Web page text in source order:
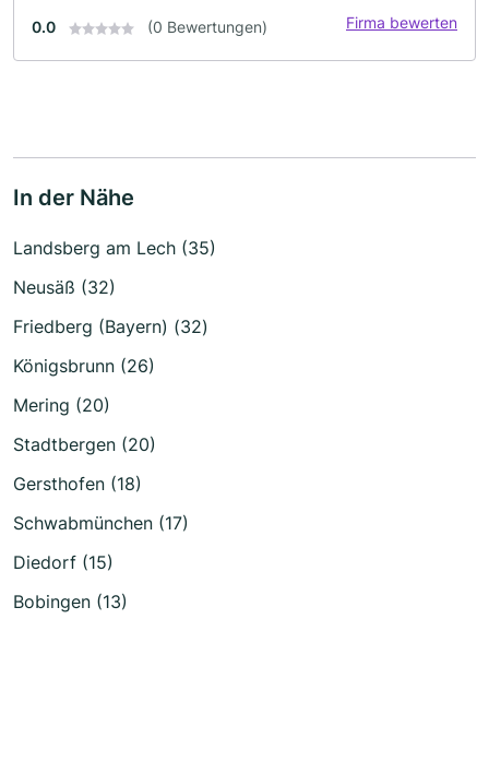
0.0 (0 Bewertungen) Firma bewerten
In der Nähe
Landsberg am Lech (35)
Neusäß (32)
Friedberg (Bayern) (32)
Königsbrunn (26)
Mering (20)
Stadtbergen (20)
Gersthofen (18)
Schwabmünchen (17)
Diedorf (15)
Bobingen (13)